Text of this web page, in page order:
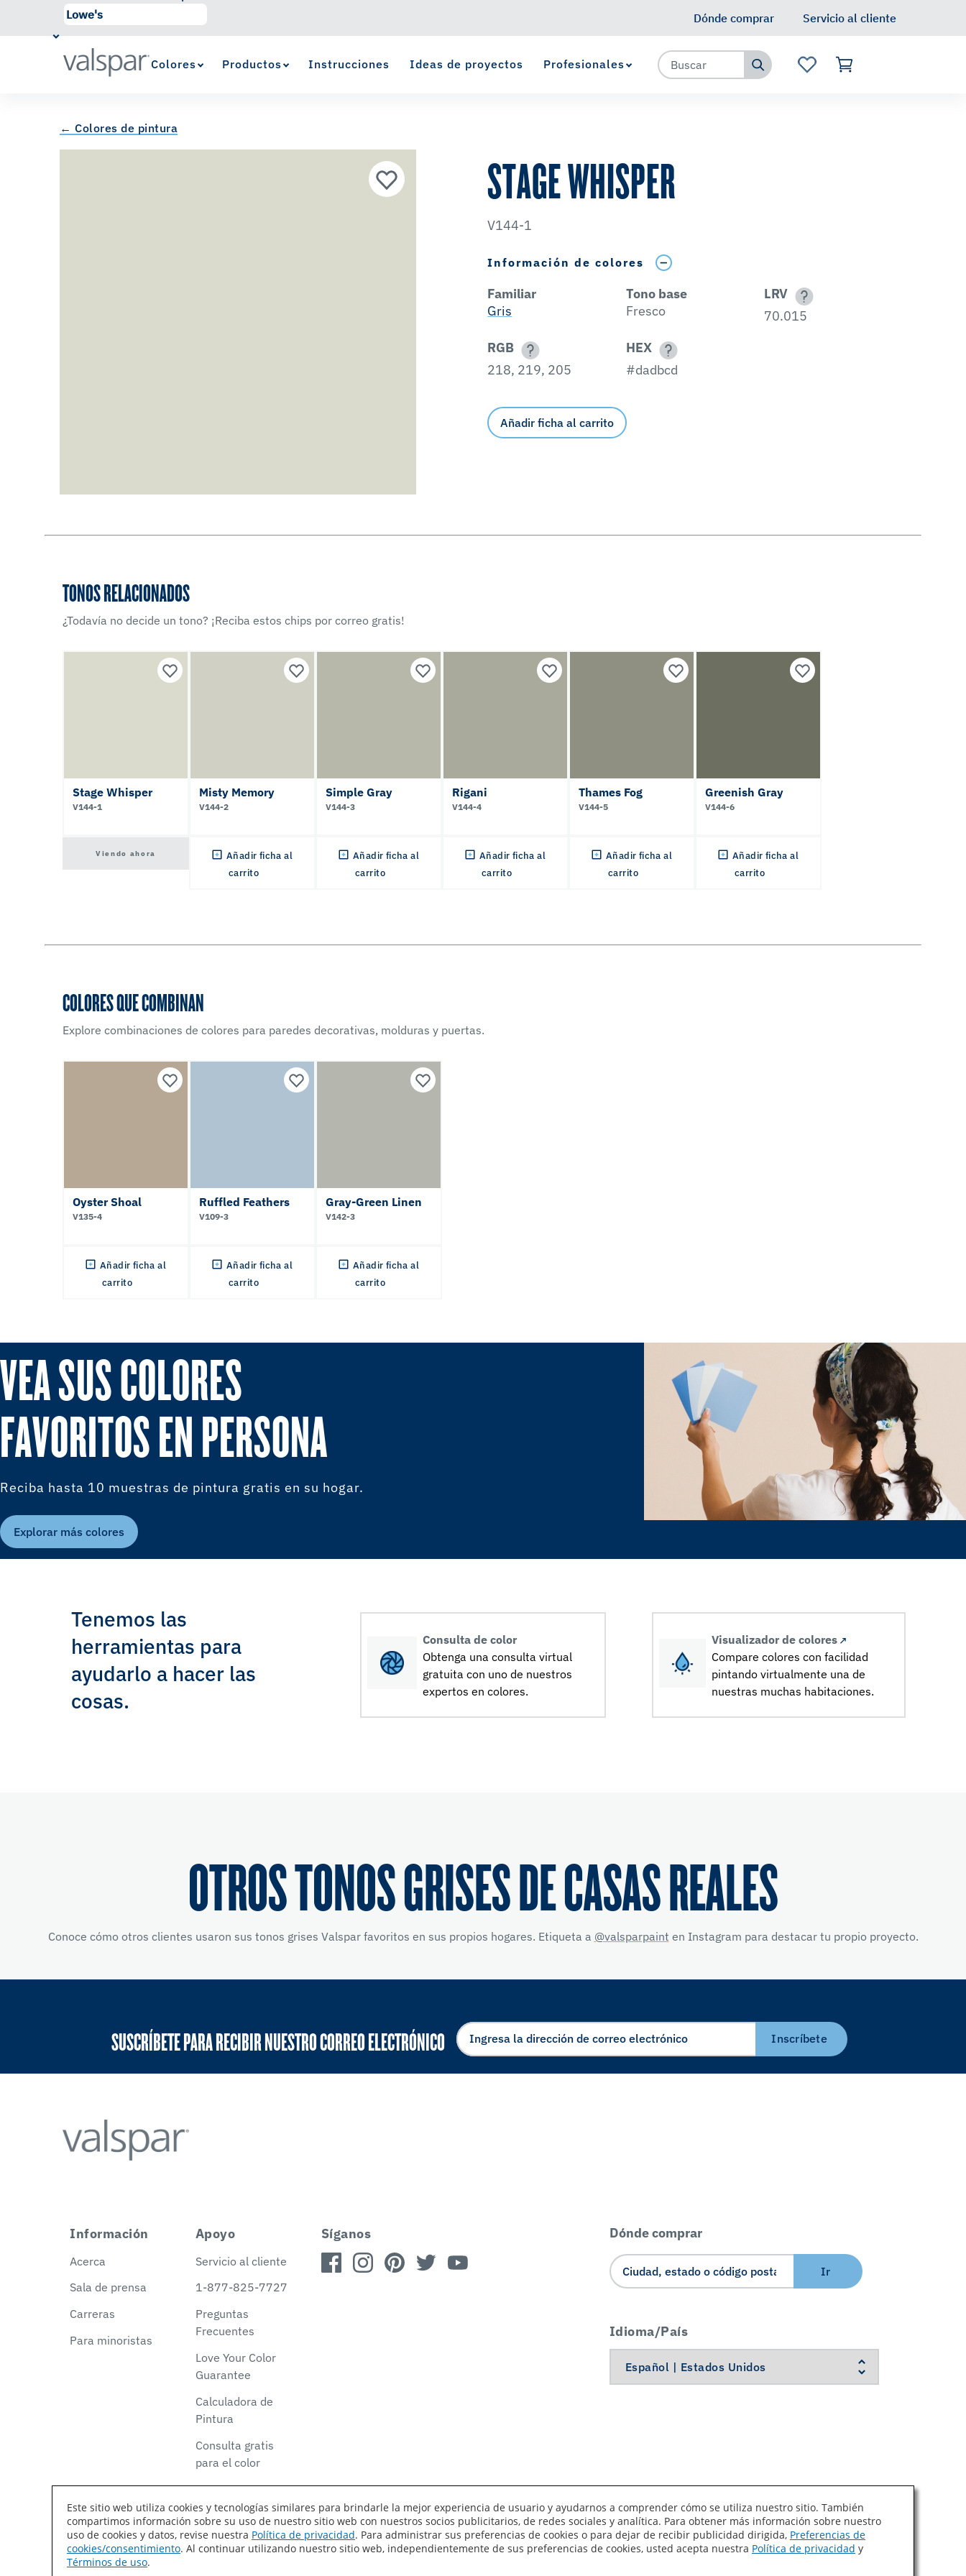
Dónde comprar
Servicio al cliente
Colores Productos Instrucciones Ideas de proyectos Profesionales
← Colores de pintura
STAGE WHISPER
V144-1
Información de colores
Familiar
Gris
Tono base
Fresco
LRV
70.015
RGB
218, 219, 205
HEX
#dadbcd
Añadir ficha al carrito
TONOS RELACIONADOS
¿Todavía no decide un tono? ¡Reciba estos chips por correo gratis!
Stage Whisper
V144-1
Viendo ahora
Misty Memory
V144-2
Añadir ficha al
carrito
Simple Gray
V144-3
Añadir ficha al
carrito
Rigani
V144-4
Añadir ficha al
carrito
Thames Fog
V144-5
Añadir ficha al
carrito
Greenish Gray
V144-6
Añadir ficha al
carrito
COLORES QUE COMBINAN
Explore combinaciones de colores para paredes decorativas, molduras y puertas.
Oyster Shoal
V135-4
Añadir ficha al
carrito
Ruffled Feathers
V109-3
Añadir ficha al
carrito
Gray-Green Linen
V142-3
Añadir ficha al
carrito
VEA SUS COLORES
FAVORITOS EN PERSONA
Reciba hasta 10 muestras de pintura gratis en su hogar.
Explorar más colores
Tenemos las
herramientas para
ayudarlo a hacer las
cosas.
Consulta de color
Obtenga una consulta virtual
gratuita con uno de nuestros
expertos en colores.
Visualizador de colores
Compare colores con facilidad
pintando virtualmente una de
nuestras muchas habitaciones.
OTROS TONOS GRISES DE CASAS REALES
Conoce cómo otros clientes usaron sus tonos grises Valspar favoritos en sus propios hogares. Etiqueta a @valsparpaint en Instagram para destacar tu propio proyecto.
SUSCRÍBETE PARA RECIBIR NUESTRO CORREO ELECTRÓNICO Inscríbete
Información
Acerca
Sala de prensa
Carreras
Para minoristas
Apoyo
Servicio al cliente
1-877-825-7727
Preguntas
Frecuentes
Love Your Color
Guarantee
Calculadora de
Pintura
Consulta gratis
para el color
Síganos Dónde comprar
Ir
Idioma/País
Declaración de accesibilidad Mapa del sitio Términos de uso Privacidad Sus preferencias de privacidad
Ley de Cadenas de Suministro de California
Coil Coatings
Este sitio web utiliza cookies y tecnologías similares para brindarle la mejor experiencia de usuario y ayudarnos a comprender cómo se utiliza nuestro sitio. También
compartimos información sobre su uso de nuestro sitio web con nuestros socios publicitarios, de redes sociales y analítica. Para obtener más información sobre nuestro
uso de cookies y datos, revise nuestra Política de privacidad. Para administrar sus preferencias de cookies o para dejar de recibir publicidad dirigida, Preferencias de
cookies/consentimiento. Al continuar utilizando nuestro sitio web, independientemente de sus preferencias de cookies, usted acepta nuestra Política de privacidad y
Términos de uso.